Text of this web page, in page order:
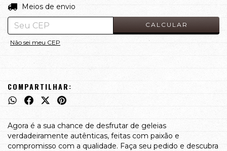
Entregas para o CEP:
Meios de envio
CALCULAR
Não sei meu CEP
COMPARTILHAR:
Agora é a sua chance de desfrutar de geleias
verdadeiramente autênticas, feitas com paixão e
compromisso com a qualidade. Faça seu pedido e descubra